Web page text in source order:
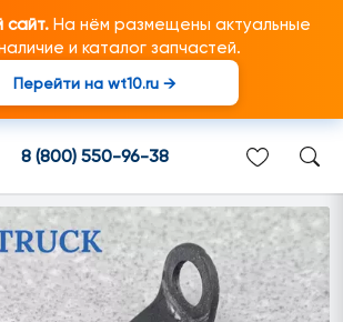
сайт.На нём размещены актуальные
и каталог запчастей.
Перейти на wt10.ru →
8 (800) 550-96-38
Кронштейн
для грузовиков
Scania/Скания